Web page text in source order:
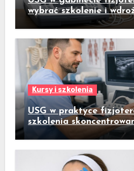
wybrać szkolenie i
ultrasonograficzne do
praktyki
Kursy i szkolenia
USG w praktyce
szkolenia
praktycznym badaniu